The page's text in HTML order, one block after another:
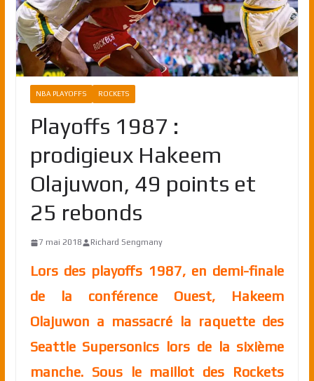
NBA PLAYOFFS ROCKETS
Playoffs 1987 :
prodigieux Hakeem
Olajuwon, 49 points et
25 rebonds
7 mai 2018 Richard Sengmany
Lors des playoffs 1987, en demi-finale
de la conférence Ouest, Hakeem
Olajuwon a massacré la raquette des
Seattle Supersonics lors de la sixième
manche. Sous le maillot des Rockets